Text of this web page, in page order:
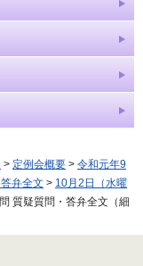
> 定例会概要 > 令和元年9
弁全文 > 10月2日（水曜
質疑質問・答弁全文（細